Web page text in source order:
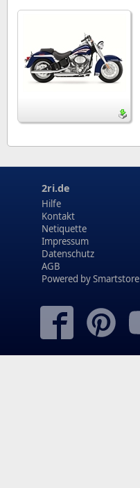
2ri.de
Hilfe
Kontakt
Netiquette
Impressum
Datenschutz
AGB
Powered bySmartstore